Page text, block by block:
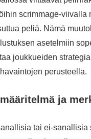
scrimmage-viivalla
peliä. Nämä
asetelmiin
joukkueiden
perusteella.
ja
tai ei-sanallisia